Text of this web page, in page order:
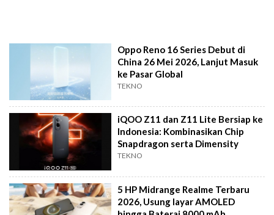
Oppo Reno 16 Series Debut di
China 26 Mei 2026, Lanjut Masuk
ke Pasar Global
TEKNO
iQOO Z11 dan Z11 Lite Bersiap ke
Indonesia: Kombinasikan Chip
Snapdragon serta Dimensity
TEKNO
5 HP Midrange Realme Terbaru
2026, Usung layar AMOLED